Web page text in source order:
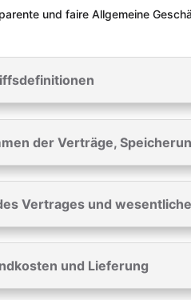
und faire Allgemeine
der Verträge,
Vertrages und
und Lieferung